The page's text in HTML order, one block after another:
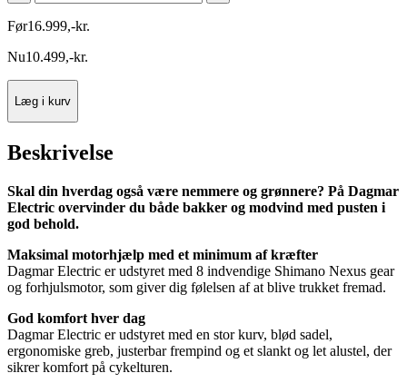
Før16.999,-kr.
Nu10.499,-kr.
Læg i kurv
Beskrivelse
Skal din hverdag også være nemmere og grønnere? På Dagmar
Electric overvinder du både bakker og modvind med pusten i
god behold.
Maksimal motorhjælp med et minimum af kræfter
Dagmar Electric er udstyret med 8 indvendige Shimano Nexus gear
og forhjulsmotor, som giver dig følelsen af at blive trukket fremad.
God komfort hver dag
Dagmar Electric er udstyret med en stor kurv, blød sadel,
ergonomiske greb, justerbar frempind og et slankt og let alustel, der
sikrer komfort på cykelturen.